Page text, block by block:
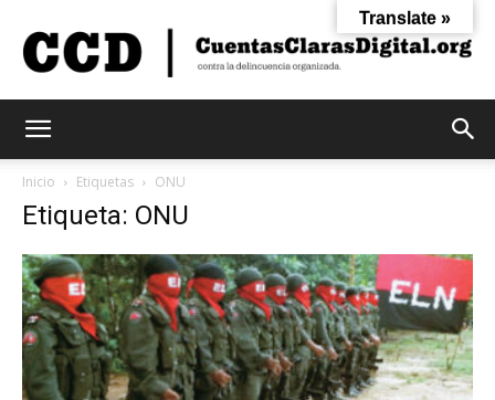
Digital
Inicio Etiquetas ONU
Etiqueta: ONU
Translate »